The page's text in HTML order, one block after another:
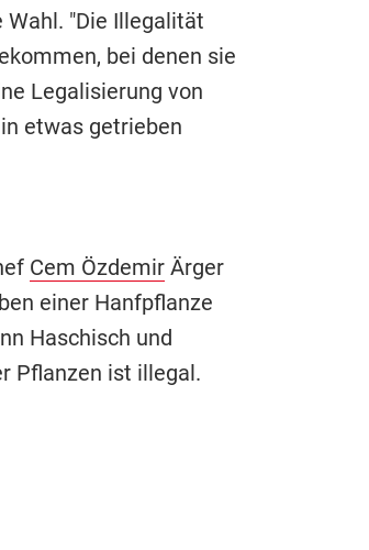
"Die Illegalität
bei denen sie
Legalisierung von
etwas getrieben
Cem ÖzdemirÄrger
einer Hanfpflanze
Haschisch und
Pflanzen ist illegal.